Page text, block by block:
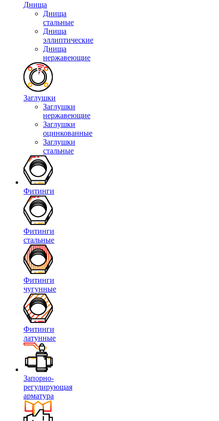
Днища
Днища
стальные
Днища
эллиптические
Днища
нержавеющие
Заглушки
Заглушки
нержавеющие
Заглушки
оцинкованные
Заглушки
стальные
Фитинги
Фитинги
стальные
Фитинги
чугунные
Фитинги
латунные
Запорно-
регулирующая
арматура